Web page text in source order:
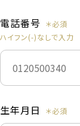
電話番号
ハイフン(-)なしで入力
生年月日